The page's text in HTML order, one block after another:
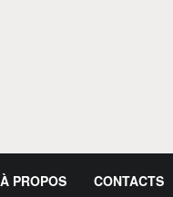
À PROPOS CONTACTS